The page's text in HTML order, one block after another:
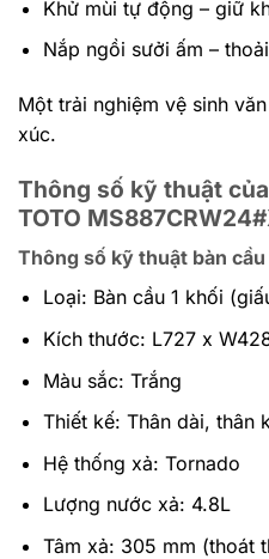
Khử mùi tự động – giữ
Nắp ngồi sưởi ấm –
Một trải nghiệm vệ sinh
xúc.
Thông số kỹ thuật
TOTO
Thông số kỹ thuật bàn cầu
Loại: Bàn cầu 1 khối
Kích thước: L727 x
Màu sắc: Trắng
Thiết kế: Thân dài, thân
Hệ thống xả: Tornado
Lượng nước xả: 4.8L
Tâm xả: 305 mm (thoát